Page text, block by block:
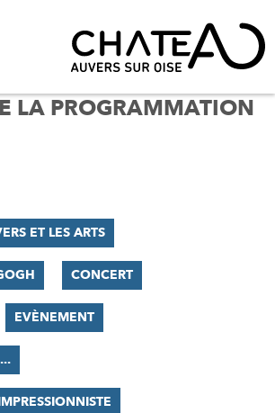
LA PROGRAMMATION
ET LES ARTS
CONCERT
EVÈNEMENT